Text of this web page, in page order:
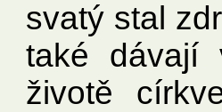
svatý stal
také dávají
životě